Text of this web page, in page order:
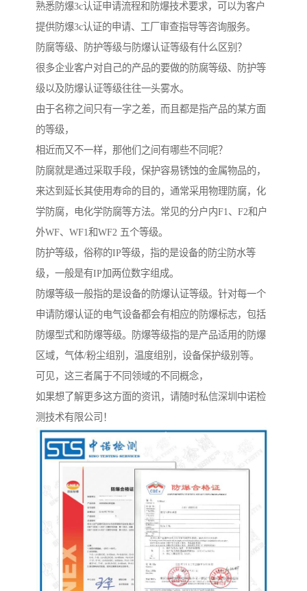
熟悉防爆3c认证申请流程和防爆技术要求，可以为客户
提供防爆3c认证的申请、工厂审查指导等咨询服务。
防腐等级、防护等级与防爆认证等级有什么区别？
很多企业客户对自己的产品的要做的防腐等级、防护等
级以及防爆认证等级往往一头雾水。
由于名称之间只有一字之差，而且都是指产品的某方面
的等级，
相近而又不一样，那他们之间有哪些不同呢？
防腐就是通过采取手段，保护容易锈蚀的金属物品的，
来达到延长其使用寿命的目的，通常采用物理防腐，化
学防腐，电化学防腐等方法。常见的分户内F1、F2和户
外WF、WF1和WF2 五个等级。
防护等级，俗称的IP等级，指的是设备的防尘防水等
级，一般是有IP加两位数字组成。
防爆等级一般指的是设备的防爆认证等级。针对每一个
申请防爆认证的电气设备都会有相应的防爆标志，包括
防爆型式和防爆等级。防爆等级指的是产品适用的防爆
区域，气体/粉尘组别，温度组别，设备保护级别等。
可见，这三者属于不同领域的不同概念，
如果想了解更多这方面的资讯，请随时私信深圳中诺检
测技术有限公司！